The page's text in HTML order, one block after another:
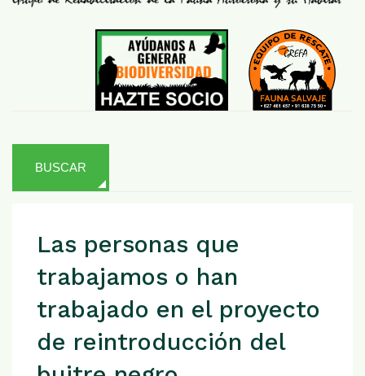
BUSCAR
Las personas que
trabajamos o han
trabajado en el proyecto
de reintroducción del